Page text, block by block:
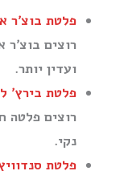
פלטת בוצ׳ר אלון 26 מ״מ
רוצים
ועדין יותר.
פלטת בירץ׳ ליבנה 16
רוצים פלטה
נקי.
פלטת